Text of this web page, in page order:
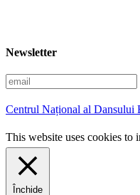
Newsletter
E
m
a
i
l
Centrul Național al Dansului
This website uses cookies
Închide